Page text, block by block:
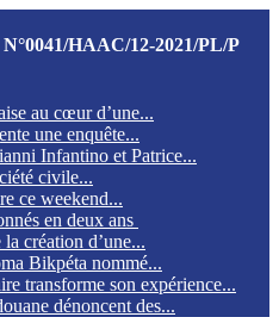
HAAC/12-2021/PL/P
au cœur d’une...
une enquête...
Infantino et Patrice...
civile...
ce weekend...
en deux ans
création d’une...
Bikpéta nommé...
transforme son expérience...
dénoncent des...